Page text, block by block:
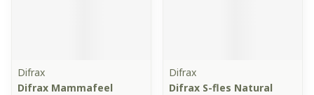
Difrax
Difrax Mammafeel
Difrax
Difrax S-fles Natural